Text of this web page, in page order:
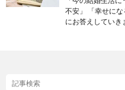
不安」 「幸せに
にお答えしてい